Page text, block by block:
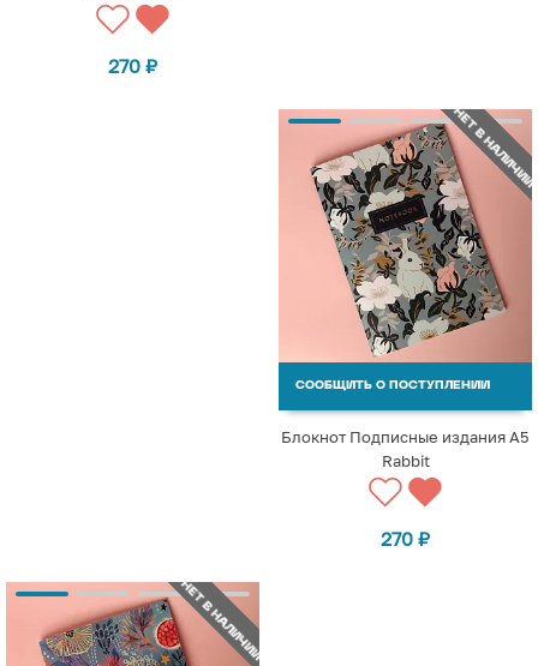
270 ₽
НЕТ В НАЛИЧИИ
СООБЩИТЬ О ПОСТУПЛЕНИИ
Блокнот Подписные издания A5
Rabbit
270 ₽
НЕТ В НАЛИЧИИ